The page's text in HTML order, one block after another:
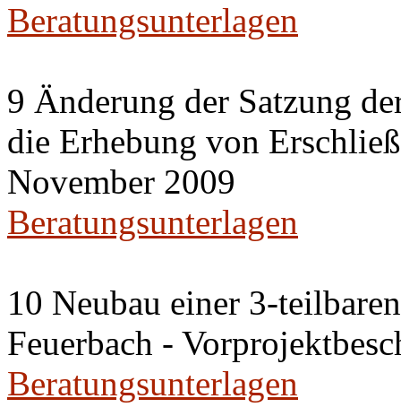
Beratungsunterlagen
9 Änderung der Satzung
die Erhebung von
November 2009
Beratungsunterlagen
10 Neubau einer 3-
Feuerbach -
Beratungsunterlagen